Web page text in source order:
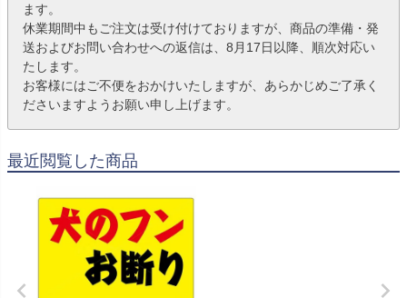
ます。
休業期間中もご注文は受け付けておりますが、商品の準備・発
送およびお問い合わせへの返信は、8月17日以降、順次対応い
たします。
お客様にはご不便をおかけいたしますが、あらかじめご了承く
ださいますようお願い申し上げます。
最近閲覧した商品